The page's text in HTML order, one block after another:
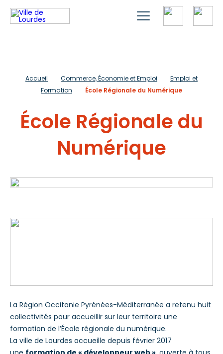
Accueil Commerce, Économie et Emploi
Emploi et
Formation
École Régionale du Numérique
École Régionale du
Numérique
La Région Occitanie Pyrénées-Méditerranée a retenu huit
collectivités pour accueillir sur leur territoire une
formation de l’École régionale du numérique.
La ville de Lourdes accueille depuis février 2017